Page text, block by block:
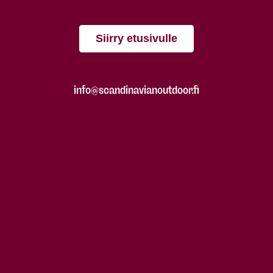
Siirry etusivulle
info@scandinavianoutdoor.fi